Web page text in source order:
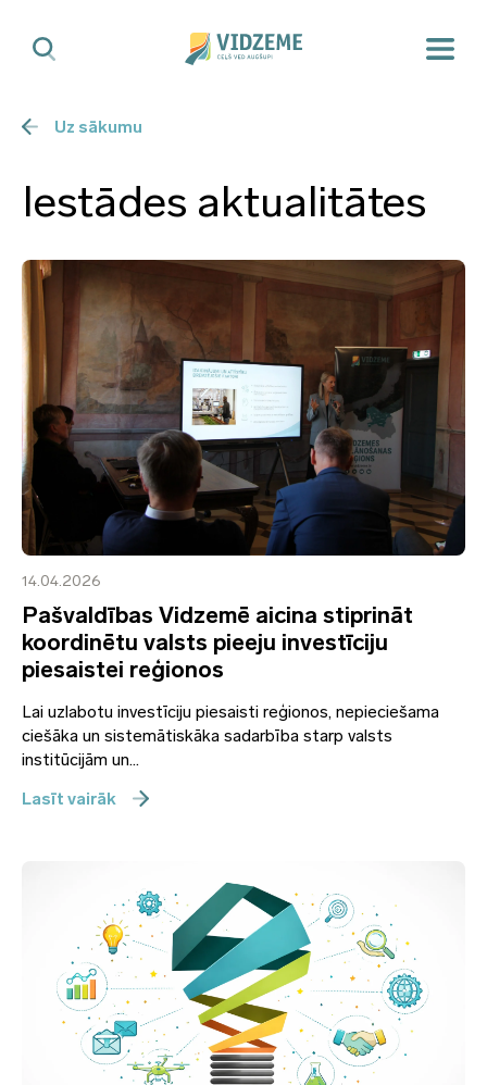
Uz sākumu
Iestādes aktualitātes
14.04.2026
Pašvaldības Vidzemē aicina stiprināt
koordinētu valsts pieeju investīciju
piesaistei reģionos
Lai uzlabotu investīciju piesaisti reģionos, nepieciešama
ciešāka un sistemātiskāka sadarbība starp valsts
institūcijām un...
Lasīt vairāk